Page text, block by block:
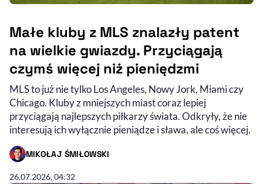
Małe kluby z MLS znalazły patent
na wielkie gwiazdy. Przyciągają
czymś więcej niż pieniędzmi
MLS to już nie tylko Los Angeles, Nowy Jork, Miami czy
Chicago. Kluby z mniejszych miast coraz lepiej
przyciągają najlepszych piłkarzy świata. Odkryły, że nie
interesują ich wyłącznie pieniądze i sława, ale coś więcej.
MIKOŁAJ ŚMIŁOWSKI
- AUTOR ARTYKUŁU - PROFIL
26.07.2026, 04:32